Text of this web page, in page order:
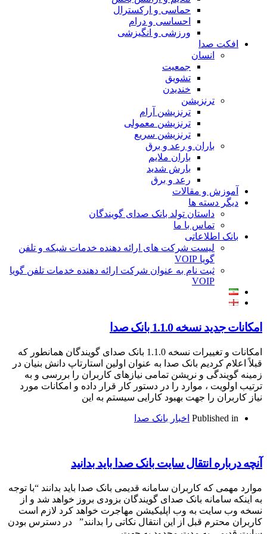
حماسی و ارکسترال
احساسی و درام
ورزشی و انگیزشی
صدا
ترنزیشن آرام
ترنزیشن معمولی
ترنزیشن سریع
باران و رعد و برق
باران ملایم
بارش شدید
رعد و برق
و مقالات
ها
داستان تولد بانک صدای گویندگان
تماس با ما
لیست شرکت های ارائه دهنده خدمات شبکه و تلفن
ثبت نام به عنوان شرکت ارائه دهنده خدمات تلفن گویا
1.1.0 بانک صدا
امکانات و تغییرات نسخه 1.1.0 بانک صدای گویندگان همانطور که
بانک صدا به عنوان اولین استارتاپ دانش بنیان در
و نریشن تمامی نیازهای کاربران را بررسی و به
، موارد را در دستور کار قرار داده و امکانات مورد
را جهت بهبود کارایی سیستم به این
اخبار بانک صدا
انتقال سایت بانک صدا باید بدانید
کاربران سامانه قدیمی بانک صدا باید بدانند “با توجه
بانک صدای گویندگان بزودی بروز خواهد شد و از
به وب اپلیکیشن مهاجرت خواهد کرد لازم است
قبل از این انتقال نکاتی را بدانند” در دسترس بودن